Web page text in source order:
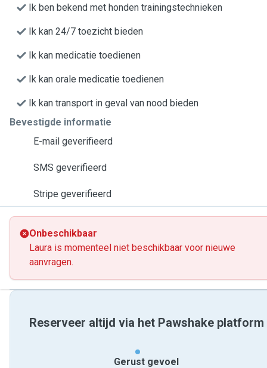
Ik ben bekend met honden trainingstechnieken
Ik kan 24/7 toezicht bieden
Ik kan medicatie toedienen
Ik kan orale medicatie toedienen
Ik kan transport in geval van nood bieden
Bevestigde informatie
E-mail geverifieerd
SMS geverifieerd
Stripe geverifieerd
Onbeschikbaar
Laura is momenteel niet beschikbaar voor nieuwe
aanvragen.
Reserveer altijd via het Pawshake platform
Gerust gevoel